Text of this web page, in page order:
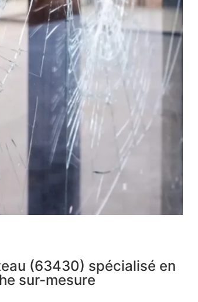
(63430) spécialisé en
sur-mesure